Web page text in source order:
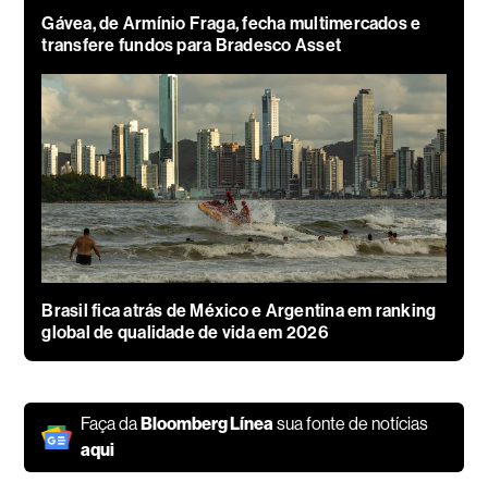
Gávea, de Armínio Fraga, fecha multimercados e
transfere fundos para Bradesco Asset
Brasil fica atrás de México e Argentina em ranking
global de qualidade de vida em 2026
Faça daBloomberg Líneasua fonte de notícias
aqui